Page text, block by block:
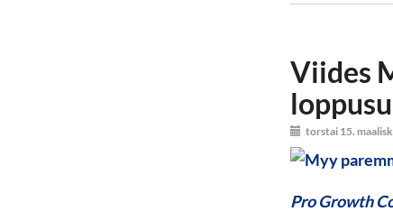
Viides
torstai 15.
Pro Growth